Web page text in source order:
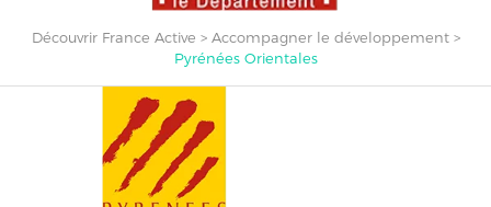
Découvrir France Active > Accompagner le développement>
Pyrénées Orientales